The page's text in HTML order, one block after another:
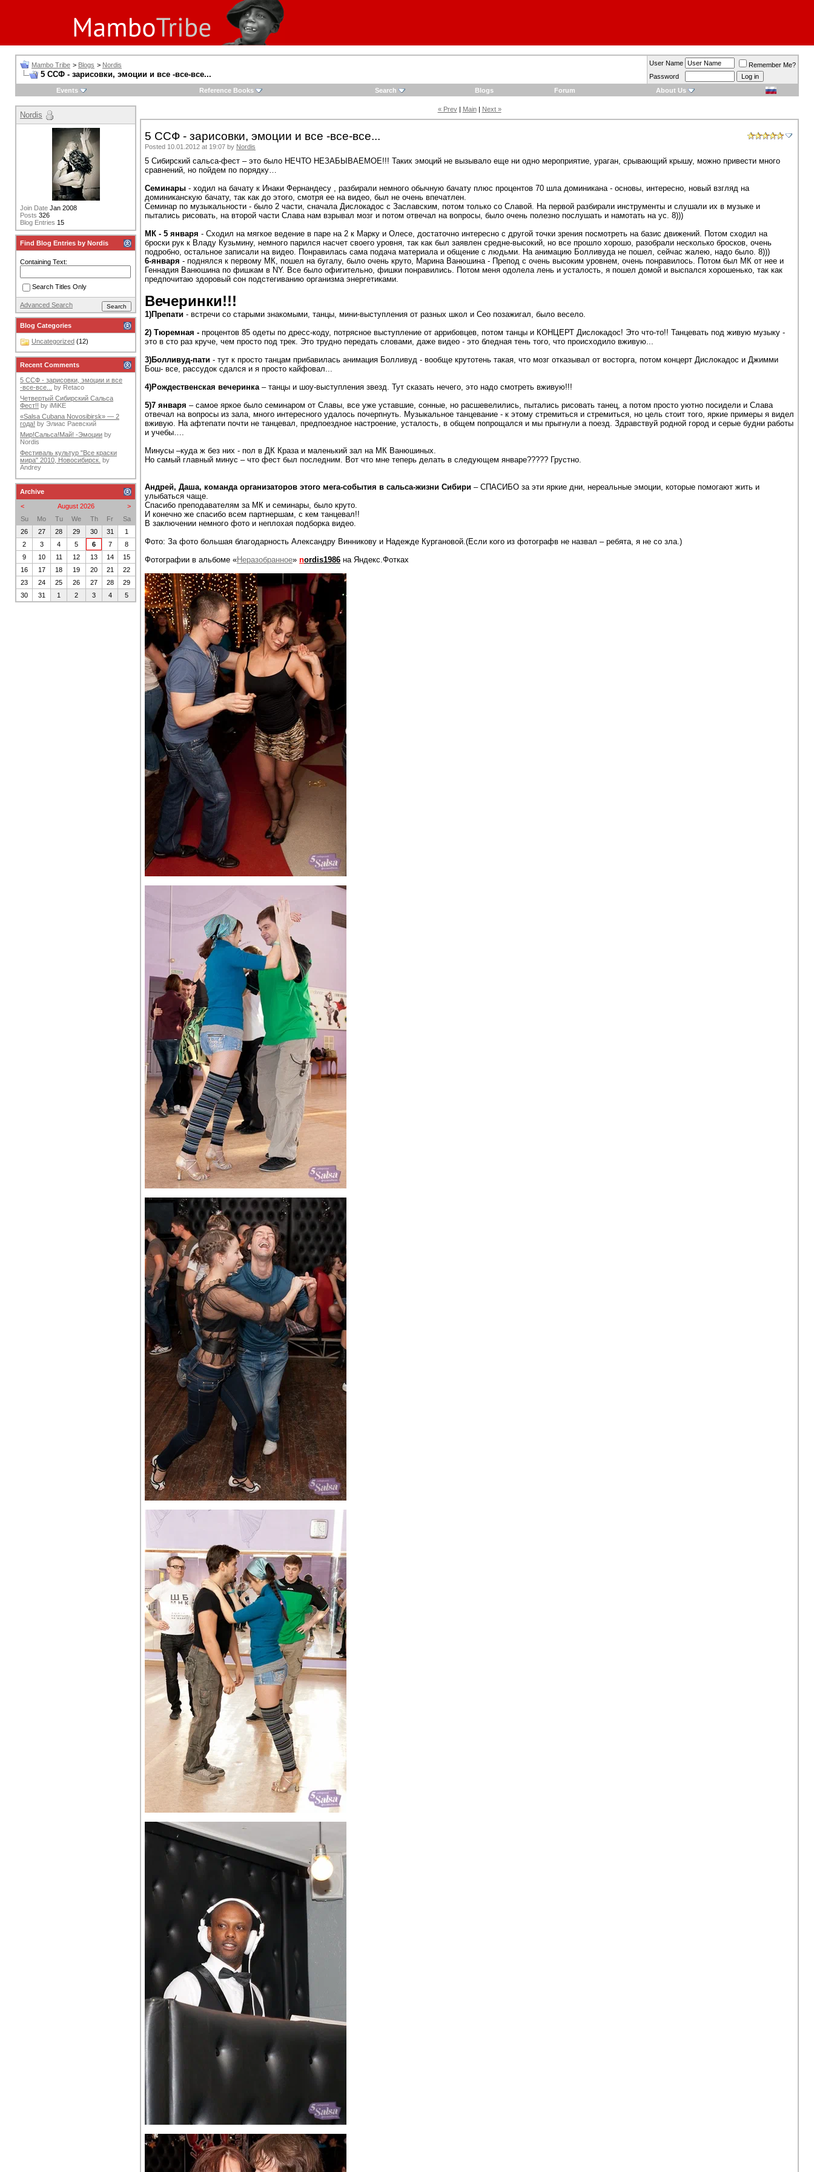
Mambo Tribe > Blogs > Nordis
5 ССФ - зарисовки, эмоции и все -все-все...
User Name
Remember Me?
Password
Events
Reference Books Search Blogs Forum About Us
« Prev| Main| Next »
5 ССФ - зарисовки, эмоции и все -все-все...
Posted 10.01.2012 at 19:07 by Nordis
5 Сибирский сальса-фест – это было НЕЧТО НЕЗАБЫВАЕМОЕ!!! Таких эмоций не вызывало еще ни одно мероприятие, ураган, срывающий крышу, можно привести много
сравнений, но пойдем по порядку…
Семинары - ходил на бачату к Инаки Фернандесу , разбирали немного обычную бачату плюс процентов 70 шла доминикана - основы, интересно, новый взгляд на
доминиканскую бачату, так как до этого, смотря ее на видео, был не очень впечатлен.
Семинар по музыкальности - было 2 части, сначала Дислокадос с Заславским, потом только со Славой. На первой разбирали инструменты и слушали их в музыке и
пытались рисовать, на второй части Слава нам взрывал мозг и потом отвечал на вопросы, было очень полезно послушать и намотать на ус. 8)))
МК - 5 января - Сходил на мягкое ведение в паре на 2 к Марку и Олесе, достаточно интересно с другой точки зрения посмотреть на базис движений. Потом сходил на
броски рук к Владу Кузьмину, немного парился насчет своего уровня, так как был заявлен средне-высокий, но все прошло хорошо, разобрали несколько бросков, очень
подробно, остальное записали на видео. Понравилась сама подача материала и общение с людьми. На анимацию Болливуда не пошел, сейчас жалею, надо было. 8)))
6-января - поднялся к первому МК, пошел на бугалу, было очень круто, Марина Ванюшина - Препод с очень высоким уровнем, очень понравилось. Потом был МК от нее и
Геннадия Ванюшина по фишкам в NY. Все было офигительно, фишки понравились. Потом меня одолела лень и усталость, я пошел домой и выспался хорошенько, так как
предпочитаю здоровый сон подстегиванию организма энергетиками.
Вечеринки!!!
1)Препати - встречи со старыми знакомыми, танцы, мини-выступления от разных школ и Сео позажигал, было весело.
2) Тюремная - процентов 85 одеты по дресс-коду, потрясное выступление от аррибовцев, потом танцы и КОНЦЕРТ Дислокадос! Это что-то!! Танцевать под живую музыку -
это в сто раз круче, чем просто под трек. Это трудно передать словами, даже видео - это бледная тень того, что происходило вживую...
3)Болливуд-пати - тут к просто танцам прибавилась анимация Болливуд - вообще крутотень такая, что мозг отказывал от восторга, потом концерт Дислокадос и Джимми
Бош- все, рассудок сдался и я просто кайфовал...
4)Рождественская вечеринка– танцы и шоу-выступления звезд. Тут сказать нечего, это надо смотреть вживую!!!
5)7 января – самое яркое было семинаром от Славы, все уже уставшие, сонные, но расшевелились, пытались рисовать танец, а потом просто уютно посидели и Слава
отвечал на вопросы из зала, много интересного удалось почерпнуть. Музыкальное танцевание - к этому стремиться и стремиться, но цель стоит того, яркие примеры я видел
вживую. На афтепати почти не танцевал, предпоездное настроение, усталость, в общем попрощался и мы прыгнули а поезд. Здравствуй родной город и серые будни работы
и учебы….
Минусы –куда ж без них - пол в ДК Краза и маленький зал на МК Ванюшиных.
Но самый главный минус – что фест был последним. Вот что мне теперь делать в следующем январе????? Грустно.
Андрей, Даша, команда организаторов этого мега-события в сальса-жизни Сибири – СПАСИБО за эти яркие дни, нереальные эмоции, которые помогают жить и
улыбаться чаще.
Спасибо преподавателям за МК и семинары, было круто.
И конечно же спасибо всем партнершам, с кем танцевал!!
В заключении немного фото и неплохая подборка видео.
Фото: За фото большая благодарность Александру Винникову и Надежде Кургановой.(Если кого из фотографв не назвал – ребята, я не со зла.)
Фотографии в альбоме «Неразобранное» nordis1986 на Яндекс.Фотках
Nordis
Join Date Jan 2008
Posts 326
Blog Entries 15
Find Blog Entries by Nordis
Containing Text:
Search Titles Only
Advanced Search
Blog Categories
Uncategorized (12)
Recent Comments
5 ССФ - зарисовки, эмоции и все
-все-все... by Retaco
Четвертый Сибирский Сальса
Фест!! by iMiKE
«Salsa Cubana Novosibirsk» — 2
года! by Элиас Раевский
Мир!Сальса!Май! -Эмоции by
Nordis
Фестиваль культур "Все краски
мира" 2010, Новосибирск. by
Andrey
Archive
<
>
August 2026
Su
Mo Tu We Th Fr
Sa
26
27 28 29 30 31
1
2
3 4 5 6 7
8
9
10 11 12 13 14
15
16
17 18 19 20 21
22
23
24 25 26 27 28
29
30
31 1 2 3 4 5